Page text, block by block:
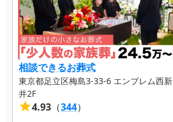
相談できるお葬式
東京都足立区梅島3-33-6 エンブレム西新
井2F
4.93 （344）